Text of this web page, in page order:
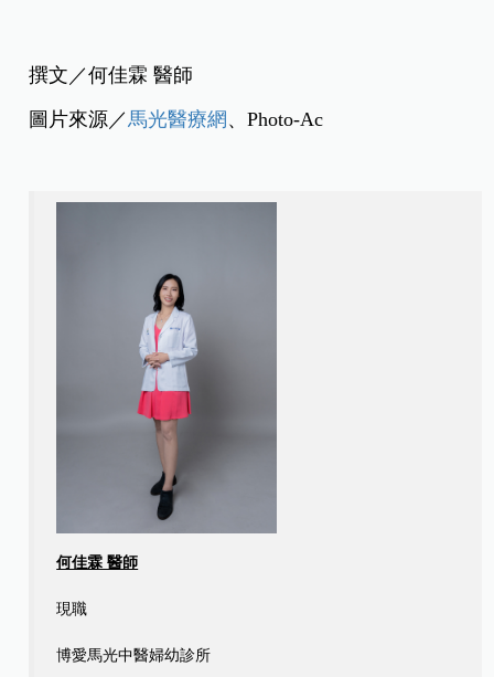
撰文／何佳霖 醫師
圖片來源／馬光醫療網 、Photo-Ac
何佳霖 醫師
現職
博愛馬光中醫婦幼診所